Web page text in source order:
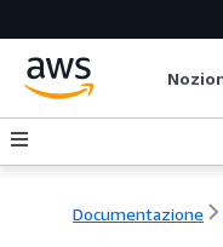
Documentazione